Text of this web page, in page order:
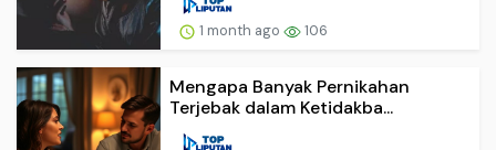
1 month ago 106
Mengapa Banyak Pernikahan
Terjebak dalam Ketidakba...